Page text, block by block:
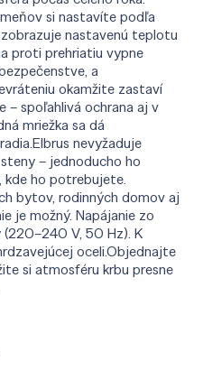
si nastavíte podľa
nastavenú teplotu
proti prehriatiu vypne
a
okamžite zastaví
– spoľahlivá ochrana aj v
mriežka sa dá
nevyžaduje
– jednoducho ho
ho potrebujete.
bytov, rodinných domov aj
je možný. Napájanie zo
V, 50 Hz). K
oceli.Objednajte
si atmosféru krbu presne